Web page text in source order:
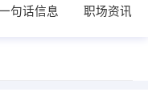
句话信息 职场资讯